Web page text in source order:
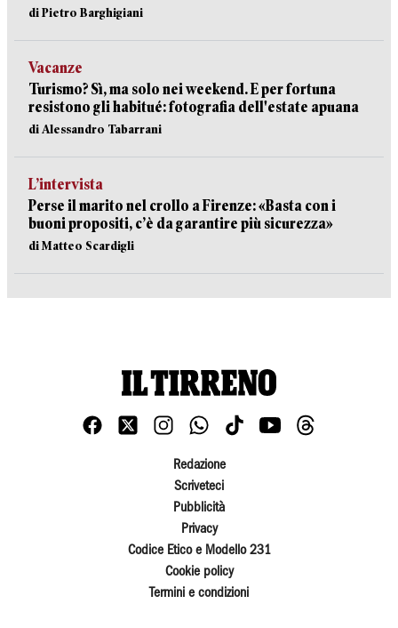
di Pietro Barghigiani
Vacanze
Turismo? Sì, ma solo nei weekend. E per fortuna
resistono gli habitué: fotografia dell'estate apuana
di Alessandro Tabarrani
L’intervista
Perse il marito nel crollo a Firenze: «Basta con i
buoni propositi, c’è da garantire più sicurezza»
di Matteo Scardigli
Redazione
Scriveteci
Pubblicità
Privacy
Codice Etico e Modello 231
Cookie policy
Termini e condizioni